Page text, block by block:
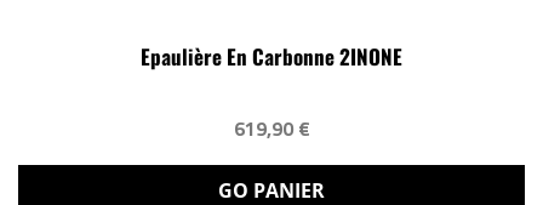
Epaulière En Carbonne 2INONE
619,90 €
GO PANIER